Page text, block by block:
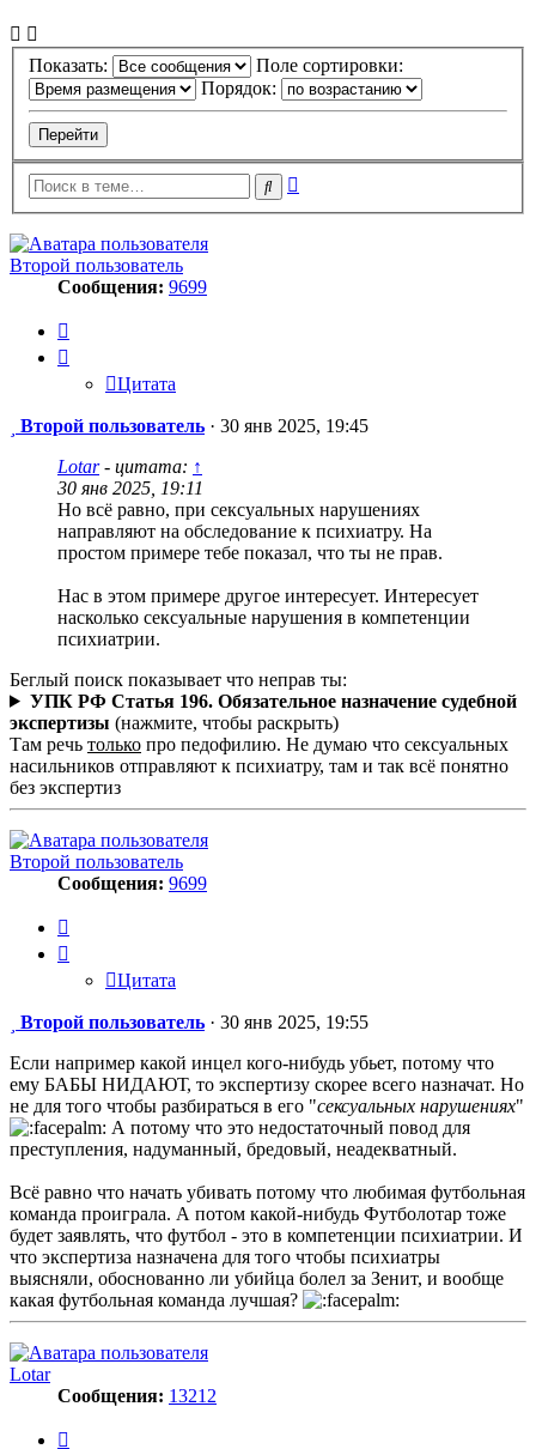
Показать:
Поле сортировки:
Порядок:
Поиск
Второй пользователь
Сообщения: 9699
Цитата
Сообщение
Второй пользователь · 30 янв 2025, 19:45
Lotar- цитата: ↑
30 янв 2025, 19:11
Но всё равно, при сексуальных нарушениях
направляют на обследование к психиатру. На
простом примере тебе показал, что ты не прав.
Нас в этом примере другое интересует. Интересует
насколько сексуальные нарушения в компетенции
психиатрии.
Беглый поиск показывает что неправ ты:
УПК РФ Статья 196. Обязательное назначение судебной
экспертизы (нажмите, чтобы раскрыть)
Там речь только про педофилию. Не думаю что сексуальных
насильников отправляют к психиатру, там и так всё понятно
без экспертиз
Второй пользователь
Сообщения: 9699
Цитата
Сообщение
Второй пользователь · 30 янв 2025, 19:55
Если например какой инцел кого-нибудь убьет, потому что
ему БАБЫ НИДАЮТ, то экспертизу скорее всего назначат. Но
не для того чтобы разбираться в его "сексуальных нарушениях"
А потому что это недостаточный повод для
преступления, надуманный, бредовый, неадекватный.
Всё равно что начать убивать потому что любимая футбольная
команда проиграла. А потом какой-нибудь Футболотар тоже
будет заявлять, что футбол - это в компетенции психиатрии. И
что экспертиза назначена для того чтобы психиатры
выясняли, обоснованно ли убийца болел за Зенит, и вообще
какая футбольная команда лучшая?
Lotar
Сообщения: 13212